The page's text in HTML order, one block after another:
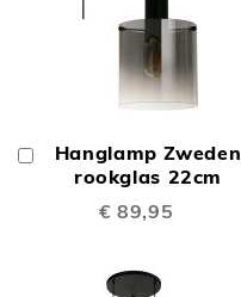
Hanglamp Zweden
rookglas 22cm
€ 89,95
Winkelwagen